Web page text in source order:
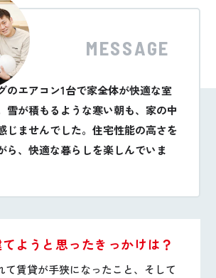
MESSAGE
のエアコン1台で家全体が快適な室
雪が積もるような寒い朝も、家の中
じませんでした。住宅性能の高さを
ら、快適な暮らしを楽しんでいま
ようと思ったきっかけは？
て賃貸が手狭になったこと、そして